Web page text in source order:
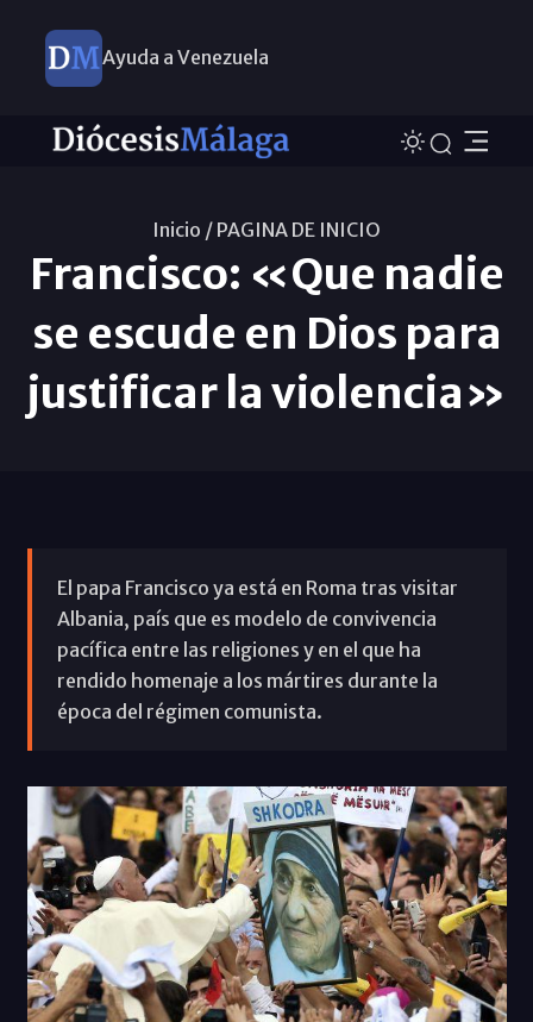
Ayuda a Venezuela
Inicio / PAGINA DE INICIO
Francisco: «Que nadie
se escude en Dios para
justificar la violencia»
El papa Francisco ya está en Roma tras visitar
Albania, país que es modelo de convivencia
pacífica entre las religiones y en el que ha
rendido homenaje a los mártires durante la
época del régimen comunista.